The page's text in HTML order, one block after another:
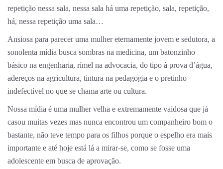
repetição nessa sala, nessa sala há uma repetição, sala, repetição,
há, nessa repetição uma sala…
Ansiosa para parecer uma mulher eternamente jovem e sedutora, a
sonolenta mídia busca sombras na medicina, um batonzinho
básico na engenharia, rímel na advocacia, do tipo à prova d’água,
adereços na agricultura, tintura na pedagogia e o pretinho
indefectível no que se chama arte ou cultura.
Nossa mídia é uma mulher velha e extremamente vaidosa que já
casou muitas vezes mas nunca encontrou um companheiro bom o
bastante, não teve tempo para os filhos porque o espelho era mais
importante e até hoje está lá a mirar-se, como se fosse uma
adolescente em busca de aprovação.